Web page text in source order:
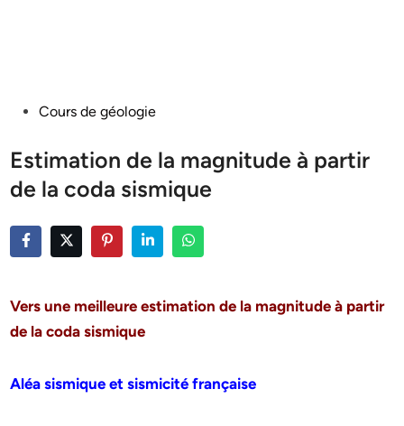
PostedCours de géologie
Estimation de la magnitude à partir
de la coda sismique
Vers une meilleure estimation de la magnitude à partir
de la coda sismique
Aléa sismique et sismicité française